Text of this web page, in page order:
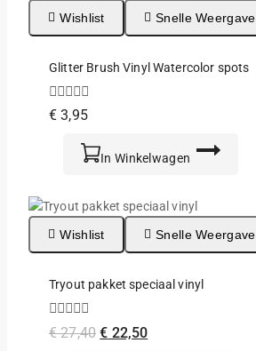
Wishlist Snelle Weergave
Glitter Brush Vinyl Watercolor spots
0
van
€ 3,95
In Winkelwagen
Wishlist Snelle Weergave
Tryout pakket speciaal vinyl
0
van
€27,40 Oorspronkelijke
€ 22,50Huidige